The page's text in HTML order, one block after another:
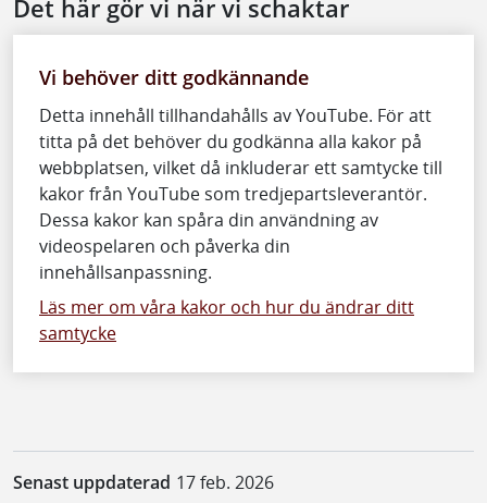
Det här gör vi när vi schaktar
Vi behöver ditt godkännande
Detta innehåll tillhandahålls av YouTube. För att
titta på det behöver du godkänna alla kakor på
webbplatsen, vilket då inkluderar ett samtycke till
kakor från YouTube som tredjepartsleverantör.
Dessa kakor kan spåra din användning av
videospelaren och påverka din
innehållsanpassning.
Läs mer om våra kakor och hur du ändrar ditt
samtycke
Senast uppdaterad 17 feb. 2026